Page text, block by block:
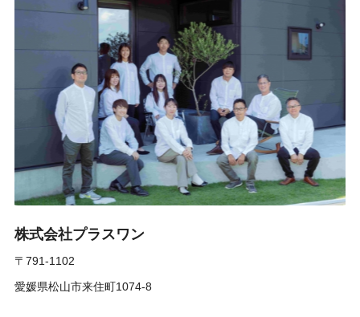
株式会社プラスワン
〒791-1102
愛媛県松山市来住町1074-8